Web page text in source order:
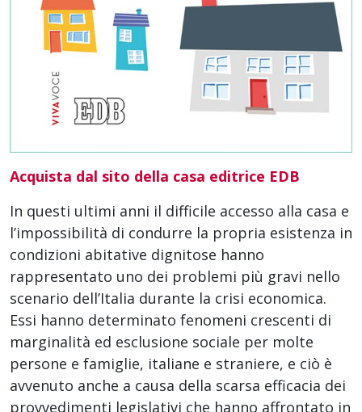
Acquista dal sito della casa editrice EDB
In questi ultimi anni il difficile accesso alla casa e
l’impossibilità di condurre la propria esistenza in
condizioni abitative dignitose hanno
rappresentato uno dei problemi più gravi nello
scenario dell’Italia durante la crisi economica.
Essi hanno determinato fenomeni crescenti di
marginalità ed esclusione sociale per molte
persone e famiglie, italiane e straniere, e ciò è
avvenuto anche a causa della scarsa efficacia dei
provvedimenti legislativi che hanno affrontato in